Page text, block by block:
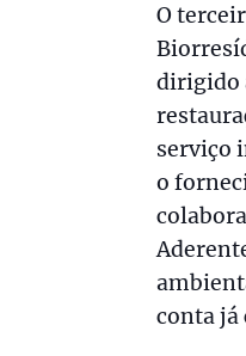
O
dirigido
serviço
o
conta já